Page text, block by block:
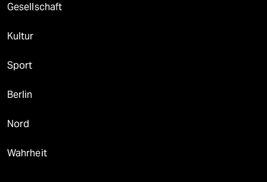
Gesellschaft
Kultur
Sport
Berlin
Nord
Wahrheit